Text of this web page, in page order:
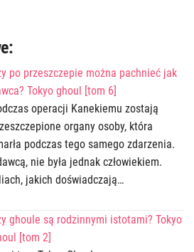
po przeszczepie można pachnieć jak
Tokyo ghoul [tom 6]
operacji Kanekiemu zostają
organy osoby, która
podczas tego samego zdarzenia.
nie była jednak człowiekiem.
jakich doświadczają…
ghoule są rodzinnymi istotami? Tokyo
[tom 2]